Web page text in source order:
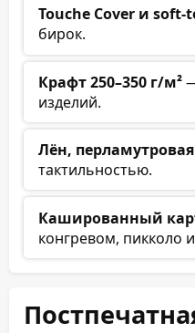
Touche Cover и
бирок.
Крафт 250–350 г/м²
изделий.
Лён,
тактильностью.
Кашированный
конгревом, пикколо